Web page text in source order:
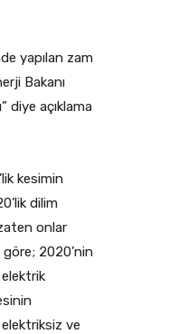
yapılan zam
Bakanı
diye açıklama
kesimin
dilim
onlar
göre; 2020’nin
ve